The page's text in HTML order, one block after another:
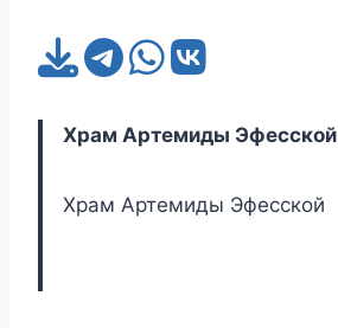
Храм Артемиды Эфесской
Храм Артемиды Эфесской